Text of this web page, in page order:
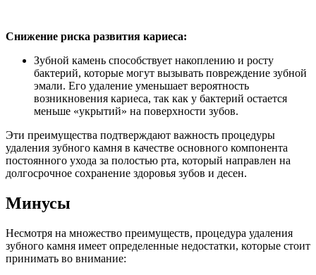
Снижение риска развития кариеса:
Зубной камень способствует накоплению и росту
бактерий, которые могут вызывать повреждение зубной
эмали. Его удаление уменьшает вероятность
возникновения кариеса, так как у бактерий остается
меньше «укрытий» на поверхности зубов.
Эти преимущества подтверждают важность процедуры
удаления зубного камня в качестве основного компонента
постоянного ухода за полостью рта, который направлен на
долгосрочное сохранение здоровья зубов и десен.
Минусы
Несмотря на множество преимуществ, процедура удаления
зубного камня имеет определенные недостатки, которые стоит
принимать во внимание: